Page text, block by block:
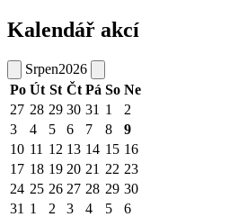
Kalendář akcí
Srpen2026
Po Út St Čt Pá So Ne
27 28 29 30 31 1
2
3
4 5 6 7 8
9
10 11 12 13 14 15 16
17 18 19 20 21 22 23
24 25 26 27 28 29 30
31 1 2 3 4 5 6